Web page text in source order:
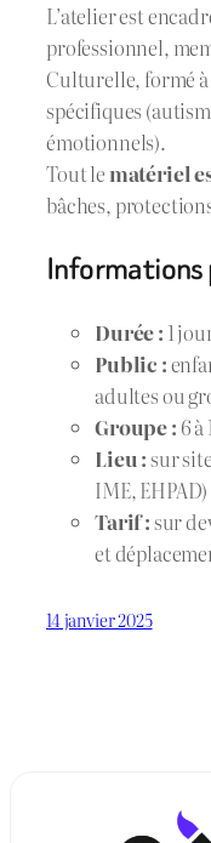
L’atelier est
professionnel,
Culturelle, formé à
spécifiques
émotionnels).
Tout le matériel
bâches,
Durée : 1
Public :
adultes ou
Groupe : 6
Lieu :sur
IME,
Tarif :sur
et
14 janvier 2025